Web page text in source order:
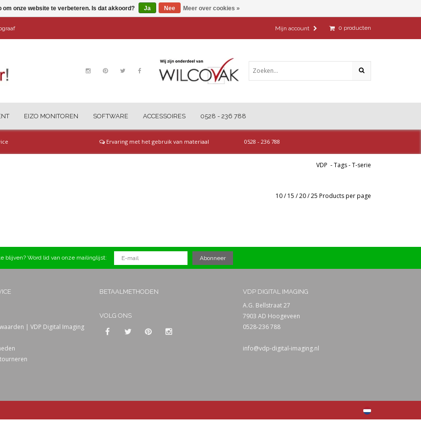
0 producten
Mijn account
EIZO MONITOREN SOFTWARE ACCESSOIRES 0528 - 236 788
Ervaring met het gebruik van materiaal 0528 - 236 788
VDP -Tags-T-serie
10/15 /20/25 Products per page
blijven? Word lid van onze mailinglijst:
| VDP Digital Imaging
BETAALMETHODEN
VOLG ONS
VDP DIGITAL IMAGING
A.G. Bellstraat 27
7903 AD Hoogeveen
0528-236 788
info@vdp-digital-imaging.nl
om onze website te verbeteren. Is dat akkoord? Ja Nee Meer over cookies »